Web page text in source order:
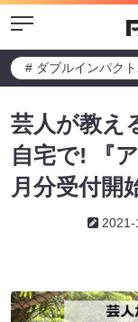
Menu
# ダブルインパク
芸人が教え
自宅で! 『
月分受付開
2021-